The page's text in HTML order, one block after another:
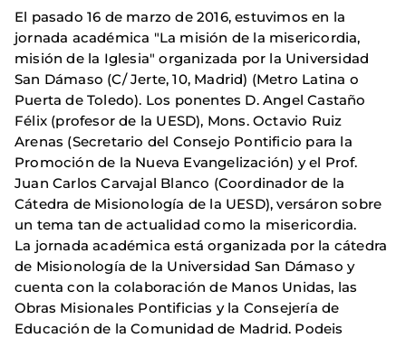
El pasado 16 de marzo de 2016, estuvimos en la
jornada académica "La misión de la misericordia,
misión de la Iglesia" organizada por la Universidad
San Dámaso (C/ Jerte, 10, Madrid) (Metro Latina o
Puerta de Toledo). Los ponentes D. Angel Castaño
Félix (profesor de la UESD), Mons. Octavio Ruiz
Arenas (Secretario del Consejo Pontificio para la
Promoción de la Nueva Evangelización) y el Prof.
Juan Carlos Carvajal Blanco (Coordinador de la
Cátedra de Misionología de la UESD), versáron sobre
un tema tan de actualidad como la misericordia.
La jornada académica está organizada por la cátedra
de Misionología de la Universidad San Dámaso y
cuenta con la colaboración de Manos Unidas, las
Obras Misionales Pontificias y la Consejería de
Educación de la Comunidad de Madrid. Podeis